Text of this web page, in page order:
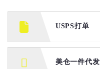
USPS打单
美仓一件代发